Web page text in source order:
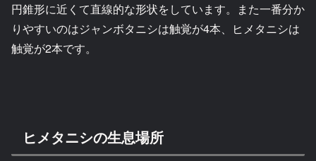
円錐形に近くて直線的な形状をしています。また一番分か
りやすいのはジャンボタニシは触覚が4本、ヒメタニシは
触覚が2本です。
ヒメタニシの生息場所